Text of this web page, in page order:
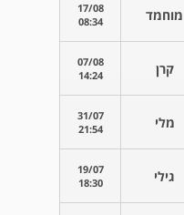
מוחמד
17/08
08:34
קרן
07/08
14:24
מלי
31/07
21:54
גילי
19/07
18:30